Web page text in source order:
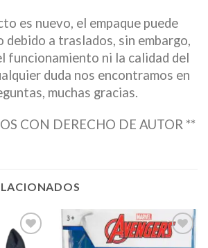
es nuevo, el empaque puede
a traslados, sin embargo,
funcionamiento ni la calidad del
duda nos encontramos en
muchas gracias.
CON DERECHO DE AUTOR **
Añadir